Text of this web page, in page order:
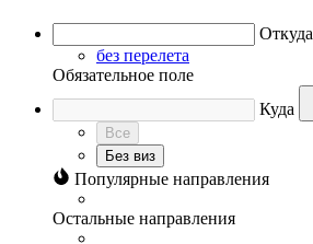
Откуда
без перелета
Обязательное поле
Куда
Все
Без виз
Популярные направления
Остальные направления